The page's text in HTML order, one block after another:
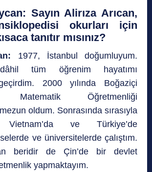
Sayın Alirıza Arıcan,
okurları için
tanıtır mısınız?
1977, İstanbul doğumluyum.
tüm öğrenim hayatımı
2000 yılında Boğaziçi
Matematik Öğretmenliği
oldum. Sonrasında sırasıyla
Vietnam’da ve Türkiye’de
ve üniversitelerde çalıştım.
beridir de Çin’de bir devlet
yapmaktayım.